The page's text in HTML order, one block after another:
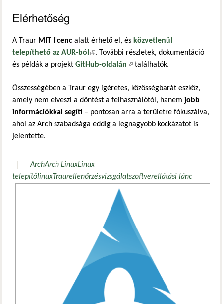
Elérhetőség
A Traur MIT licenc alatt érhető el, és közvetlenül
telepíthető az AUR-ból (külső hivatkozás)
. További részletek, dokumentáció
és példák a projekt GitHub-oldalán(külső hivatkozás)
találhatók.
Összességében a Traur egy ígéretes, közösségbarát eszköz,
amely nem elveszi a döntést a felhasználótól, hanem jobb
információkkal segíti – pontosan arra a területre fókuszálva,
ahol az Arch szabadsága eddig a legnagyobb kockázatot is
jelentette.
ArchArch LinuxLinux
telepítőlinuxTraurellenőrzésvizsgálatszoftverellátási lánc